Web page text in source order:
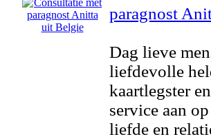
paragnost
Dag lieve
liefdevolle
kaartlegster
service aan
liefde en